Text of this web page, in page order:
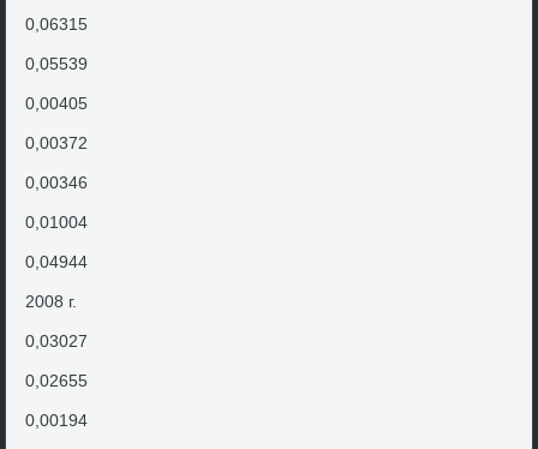
0,06315
0,05539
0,00405
0,00372
0,00346
0,01004
0,04944
2008 г.
0,03027
0,02655
0,00194